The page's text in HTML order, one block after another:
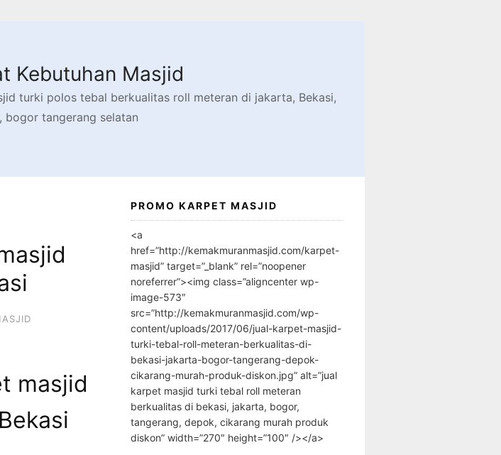
Kebutuhan Masjid
turki polos tebal berkualitas roll meteran di jakarta, Bekasi,
bogor tangerang selatan
masjid
PROMO KARPET MASJID
<a
href=”http://kemakmuranmasjid.com/karpet-
masjid” target=”_blank” rel=”noopener
noreferrer”><img class=”aligncenter wp-
image-573″
src=”http://kemakmuranmasjid.com/wp-
content/uploads/2017/06/jual-karpet-masjid-
turki-tebal-roll-meteran-berkualitas-di-
bekasi-jakarta-bogor-tangerang-depok-
cikarang-murah-produk-diskon.jpg” alt=”jual
karpet masjid turki tebal roll meteran
berkualitas di bekasi, jakarta, bogor,
tangerang, depok, cikarang murah produk
diskon” width=”270″ height=”100″ /></a>